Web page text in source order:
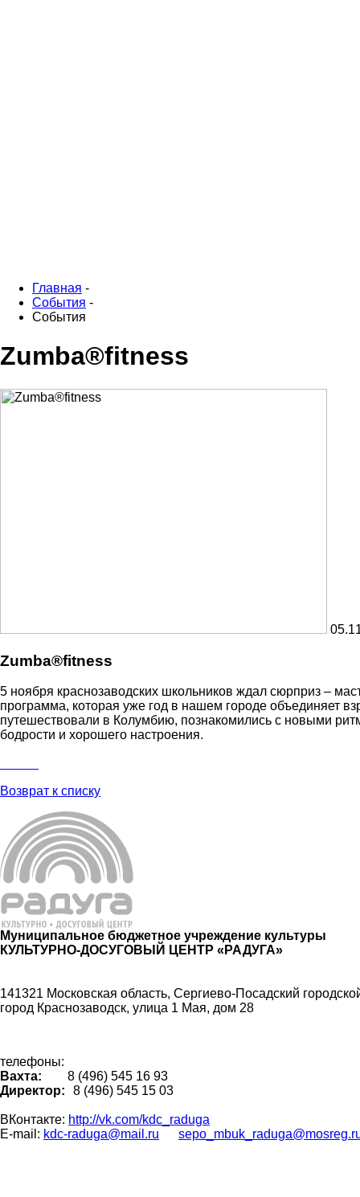
Главная -
События -
События
Zumba®fitness
Zumba®fitness
5 ноября краснозаводских школьников ждал сюрприз –
программа, которая уже год в нашем городе объединяет
путешествовали в Колумбию, познакомились с новыми
бодрости и хорошего настроения.
Возврат к списку
Муниципальное бюджетное учреждение культуры
КУЛЬТУРНО-ДОСУГОВЫЙ ЦЕНТР «РАДУГА»
141321 Московская область, Сергиево-Посадский
город Краснозаводск, улица 1 Мая, дом 28
телефоны:
Вахта:
8 (496) 545 16 93
Директор:
8 (496) 545 15 03
ВКонтакте: http://vk.com/kdc_raduga
E-mail: kdc-raduga@mail.ru